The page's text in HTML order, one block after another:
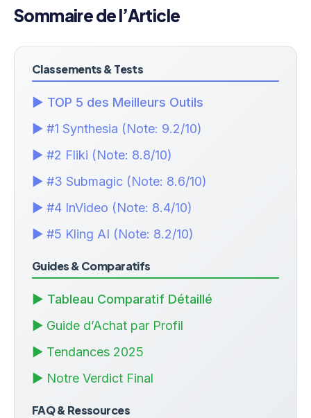
Sommaire de l’Article
Classements & Tests
▶ TOP 5 des Meilleurs Outils
▶ #1 Synthesia (Note: 9.2/10)
▶ #2 Fliki (Note: 8.8/10)
▶ #3 Submagic (Note: 8.6/10)
▶ #4 InVideo (Note: 8.4/10)
▶ #5 Kling AI (Note: 8.2/10)
Guides & Comparatifs
▶ Tableau Comparatif Détaillé
▶ Guide d’Achat par Profil
▶ Tendances 2025
▶ Notre Verdict Final
FAQ & Ressources